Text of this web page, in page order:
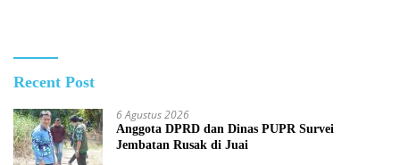
Recent Post
6 Agustus 2026
Anggota DPRD dan Dinas PUPR Survei
Jembatan Rusak di Juai